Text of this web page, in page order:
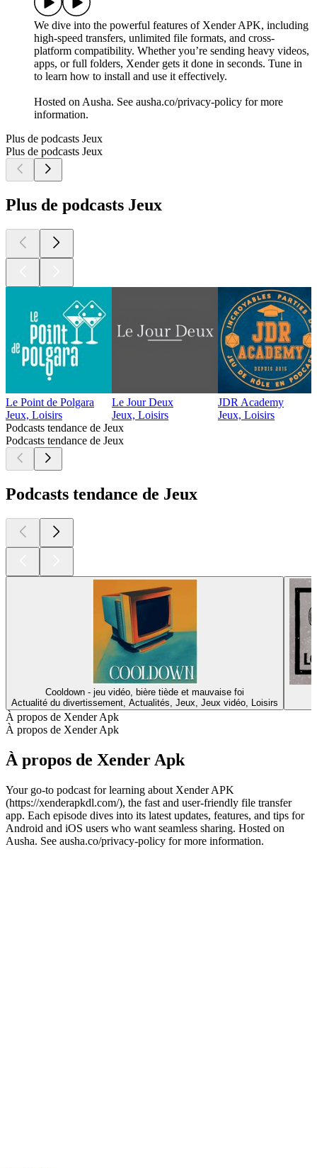
We dive into the powerful features of Xender APK, including
high-speed transfers, unlimited file formats, and cross-
platform compatibility. Whether you’re sending heavy videos,
apps, or full folders, Xender gets it done in seconds. Tune in
to learn how to install and use it effectively.
Hosted on Ausha. See ausha.co/privacy-policy for more
information.
Plus de podcasts Jeux
Plus de podcasts Jeux
Plus de podcasts Jeux
Le Point de Polgara
Jeux, Loisirs
Le Jour Deux
Jeux, Loisirs
JDR Academy
Jeux, Loisirs
Podcasts tendance de Jeux
Podcasts tendance de Jeux
Podcasts tendance de Jeux
Cooldown - jeu vidéo, bière tiède et mauvaise foi
Actualité du divertissement, Actualités, Jeux, Jeux vidéo, Loisirs
À propos de Xender Apk
À propos de Xender Apk
À propos de Xender Apk
Your go-to podcast for learning about Xender APK
(https://xenderapkdl.com/), the fast and user-friendly file transfer
app. Each episode dives into its latest updates, features, and tips for
Android and iOS users who want seamless sharing. Hosted on
Ausha. See ausha.co/privacy-policy for more information.